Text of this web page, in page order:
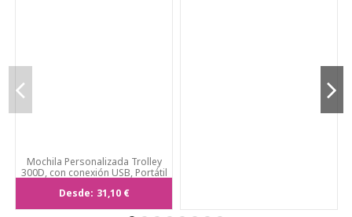
Mochila Personalizada Trolley
300D, con conexión USB, Portátil
Desde: 31,10 €